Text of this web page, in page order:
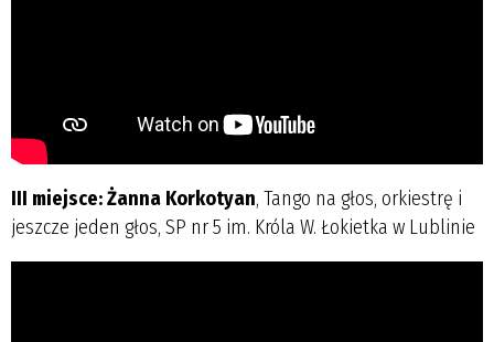
III miejsce: Żanna Korkotyan, Tango na głos, orkiestrę i
jeszcze jeden głos, SP nr 5 im. Króla W. Łokietka w Lublinie